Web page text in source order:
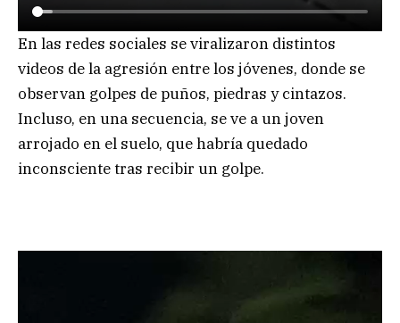
En las redes sociales se viralizaron distintos
videos de la agresión entre los jóvenes, donde se
observan golpes de puños, piedras y cintazos.
Incluso, en una secuencia, se ve a un joven
arrojado en el suelo, que habría quedado
inconsciente tras recibir un golpe.